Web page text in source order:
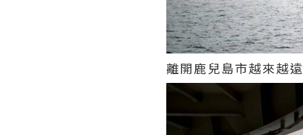
離開鹿兒島市越來越遠